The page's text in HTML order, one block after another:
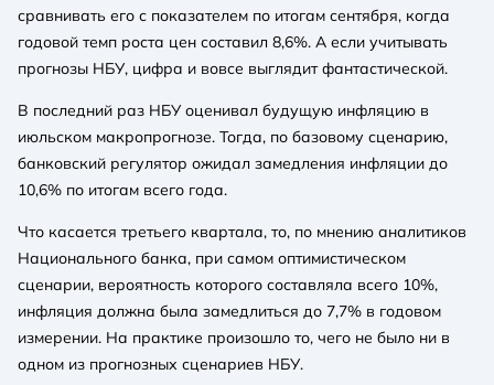
сравнивать его с показателем по итогам сентября, когда
годовой темп роста цен составил 8,6%. А если учитывать
прогнозы НБУ, цифра и вовсе выглядит фантастической.
В последний раз НБУ оценивал будущую инфляцию в
июльском макропрогнозе. Тогда, по базовому сценарию,
банковский регулятор ожидал замедления инфляции до
10,6% по итогам всего года.
Что касается третьего квартала, то, по мнению аналитиков
Национального банка, при самом оптимистическом
сценарии, вероятность которого составляла всего 10%,
инфляция должна была замедлиться до 7,7% в годовом
измерении. На практике произошло то, чего не было ни в
одном из прогнозных сценариев НБУ.